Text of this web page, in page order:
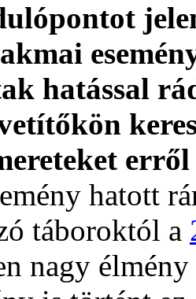
hatással
hatott
táboroktól a
nagy